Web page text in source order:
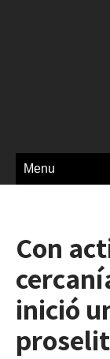
Menu
Con
inició